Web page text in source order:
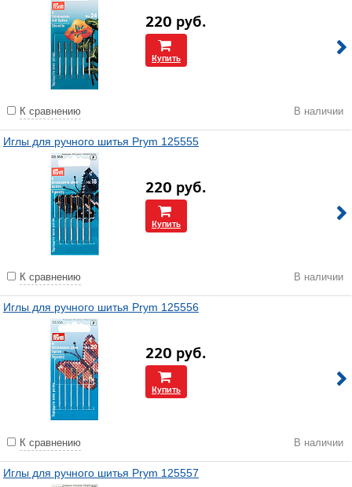
220 руб.
Купить
К сравнению В наличии
Иглы для ручного шитья Prym 125555
220 руб.
Купить
К сравнению В наличии
Иглы для ручного шитья Prym 125556
220 руб.
Купить
К сравнению В наличии
Иглы для ручного шитья Prym 125557